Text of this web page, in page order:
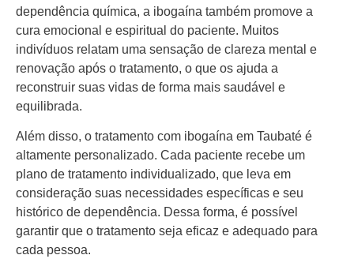
dependência química, a ibogaína também promove a
cura emocional e espiritual do paciente. Muitos
indivíduos relatam uma sensação de clareza mental e
renovação após o tratamento, o que os ajuda a
reconstruir suas vidas de forma mais saudável e
equilibrada.
Além disso, o tratamento com ibogaína em Taubaté é
altamente personalizado. Cada paciente recebe um
plano de tratamento individualizado, que leva em
consideração suas necessidades específicas e seu
histórico de dependência. Dessa forma, é possível
garantir que o tratamento seja eficaz e adequado para
cada pessoa.